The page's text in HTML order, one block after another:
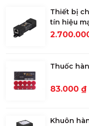
Thiết bị
tín hiệu
Thuốc
83.000 ₫
Khuôn